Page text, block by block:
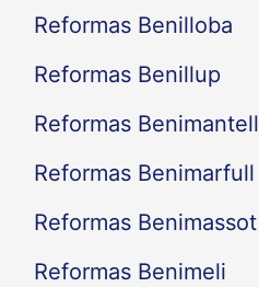
Reformas Benilloba
Reformas Benillup
Reformas Benimantell
Reformas Benimarfull
Reformas Benimassot
Reformas Benimeli